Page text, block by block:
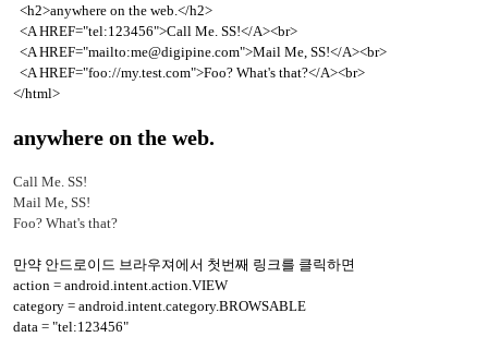
<h2>anywhere on the web.</h2>
<A HREF="tel:123456">Call Me. SS!</A><br>
<A HREF="mailto:me@digipine.com">Mail Me, SS!</A><br>
<A HREF="foo://my.test.com">Foo? What's that?</A><br>
</html>
anywhere on the web.
Call Me. SS!
Mail Me, SS!
Foo? What's that?
만약 안드로이드 브라우져에서 첫번째 링크를 클릭하면
action = android.intent.action.VIEW
category = android.intent.category.BROWSABLE
data = "tel:123456"